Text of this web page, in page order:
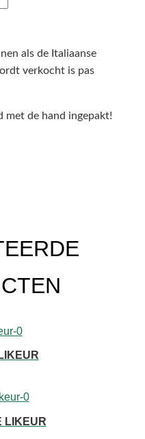
om een teveel aan
of als warm dessert.
als de Italiaanse
verkocht is pas
met de hand ingepakt!
LIKEUR